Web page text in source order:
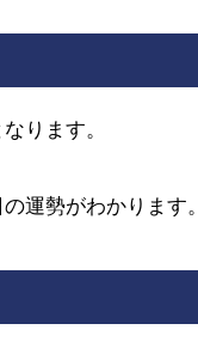
ります。
運勢がわかります。